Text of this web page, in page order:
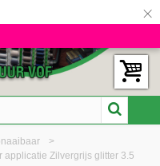
×
>
applicatie Zilvergrijs glitter 3.5